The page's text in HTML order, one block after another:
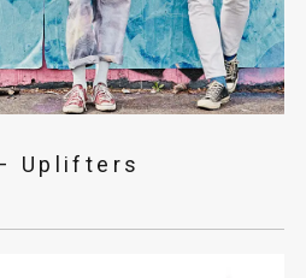
Uplifters